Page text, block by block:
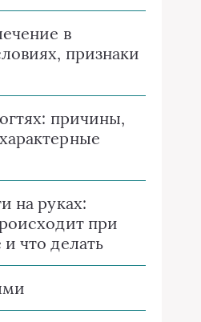
в
признаки
причины,
на руках:
при
что делать